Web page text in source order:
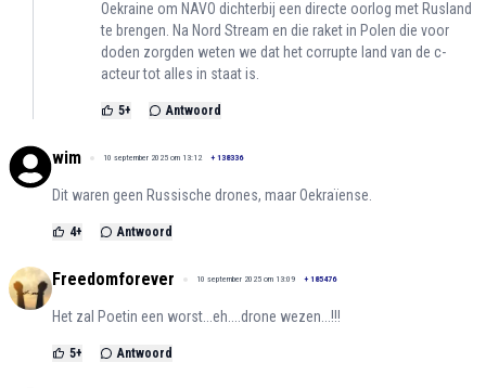
Oekraine om NAVO dichterbij een directe oorlog met Rusland
te brengen. Na Nord Stream en die raket in Polen die voor
doden zorgden weten we dat het corrupte land van de c-
acteur tot alles in staat is.
5+ Antwoord
wim 10 september 2025 om 13:12 + 138336
Dit waren geen Russische drones, maar Oekraïense.
4+ Antwoord
Freedomforever 10 september 2025 om 13:09 + 185476
Het zal Poetin een worst...eh....drone wezen...!!!
5+ Antwoord